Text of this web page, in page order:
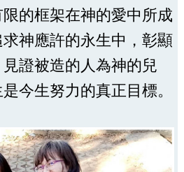
的框架在神的愛中所成
神應許的永生中，彰顯
證被造的人為神的兒
今生努力的真正目標。